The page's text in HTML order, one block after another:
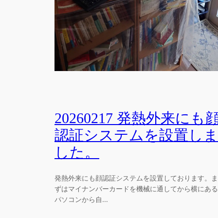
20260217 発熱外来にも
認証システムを設置しま
した。
発熱外来にも顔認証システムを設置しております。ま
ずはマイナンバーカードを機械に通してから横にある
パソコンから自…